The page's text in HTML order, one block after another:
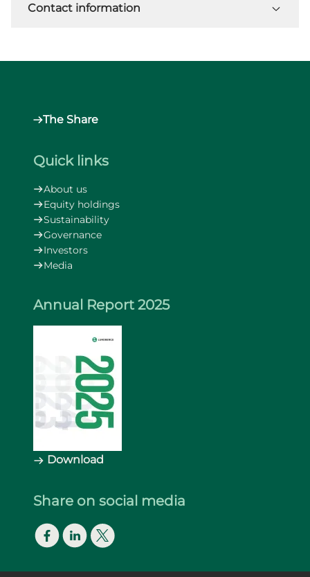
Contact information
The Share
Quick links
About us
Equity holdings
Sustainability
Governance
Investors
Media
Annual Report 2025
Download
Share on social media
FacebookLinkedInTwitter